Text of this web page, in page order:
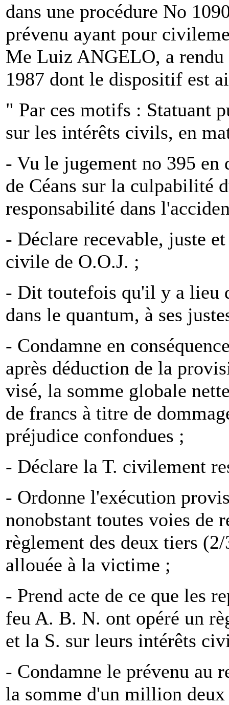
dans une procédure No
prévenu ayant pour
Me Luiz ANGELO, a
1987 dont le dispositif est
" Par ces motifs : Statuant
sur les intérêts civils, en
- Vu le jugement no 395
de Céans sur la culpabilité
responsabilité dans
- Déclare recevable, juste
civile de O.O.J. ;
- Dit toutefois qu'il y a lieu
dans le quantum, à ses
- Condamne en
après déduction de la
visé, la somme globale
de francs à titre de
préjudice confondues ;
- Déclare la T. civilement
- Ordonne l'exécution
nonobstant toutes voies de
règlement des deux tiers
allouée à la victime ;
- Prend acte de ce que les
feu A. B. N. ont opéré un
et la S. sur leurs intérêts
- Condamne le prévenu au
la somme d'un million